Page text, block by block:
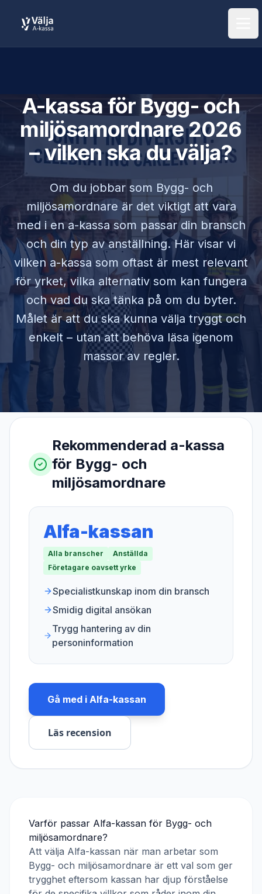
A-kassa för Bygg- och
miljösamordnare2026
– vilken ska du välja?
Om du jobbar som Bygg- och
miljösamordnare är det viktigt att vara
med i en a-kassa som passar din bransch
och din typ av anställning. Här visar vi
vilken a-kassa som oftast är mest relevant
för yrket, vilka alternativ som kan fungera
och vad du ska tänka på om du byter.
Målet är att du ska kunna välja tryggt och
enkelt – utan att behöva läsa igenom
massor av regler.
Rekommenderad a-kassa
för Bygg- och
miljösamordnare
Alfa-kassan
Alla branscher
Anställda
Företagare oavsett yrke
Specialistkunskap inom din bransch
Smidig digital ansökan
Trygg hantering av din
personinformation
Gå med i Alfa-kassan
Läs recension
Varför passar Alfa-kassan för Bygg- och
miljösamordnare?
Att välja Alfa-kassan när man arbetar som
Bygg- och miljösamordnare är ett val som ger
trygghet eftersom kassan har djup förståelse